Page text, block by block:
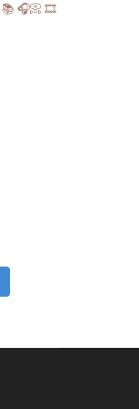
📚 🎧📀 🎞️